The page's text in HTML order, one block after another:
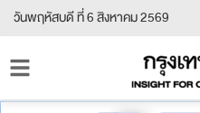
วันพฤหัสบดี ที่ 6 สิงหาคม 2569